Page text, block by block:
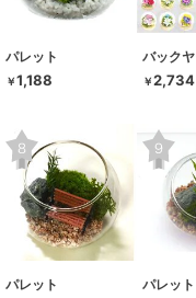
パレット
￥1,188 ￥2,734
パレット パレット